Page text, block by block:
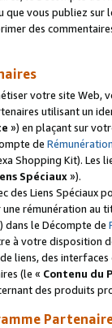
que vous publiez
des
votre site Web,
utilisant un
») en plaçant sur
de
Shopping Kit).
Spéciaux»).
des Liens Spéciaux
rémunération
dans le Décompte de
à votre disposition
liens, des
(le « Contenu du
des produits